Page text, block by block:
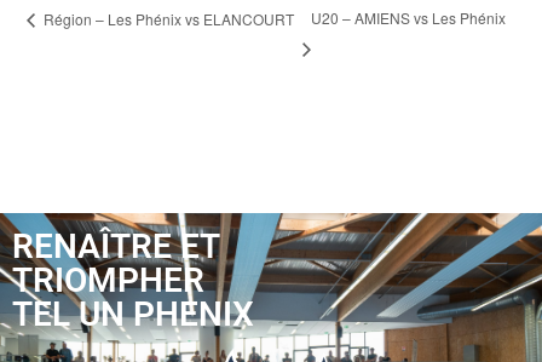
Région – Les Phénix vs ELANCOURT U20 – AMIENS vs Les Phénix
RENAÎTRE ET
TRIOMPHER
TEL UN PHENIX